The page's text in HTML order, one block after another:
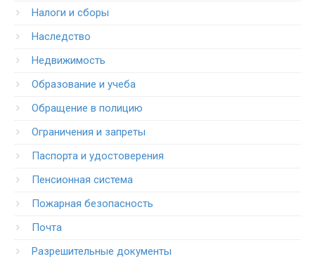
Налоги и сборы
Наследство
Недвижимость
Образование и учеба
Обращение в полицию
Ограничения и запреты
Паспорта и удостоверения
Пенсионная система
Пожарная безопасность
Почта
Разрешительные документы